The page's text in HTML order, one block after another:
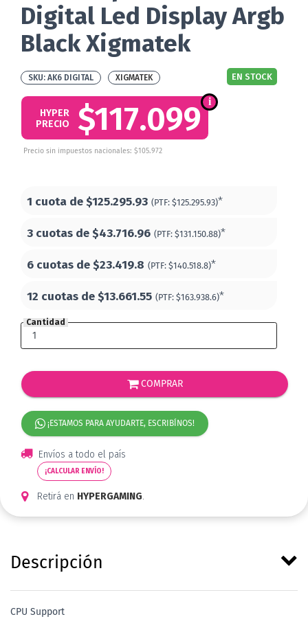
Digital Led Display Argb
Black Xigmatek
AK6 DIGITAL EN STOCK
XIGMATEK
$117.099
HYPER
PRECIO
Precio sin impuestos nacionales: $105.972
1 cuota de$125.295.93 (PTF: $125.295.93)*
3 cuotas de$43.716.96 (PTF: $131.150.88)*
6 cuotas de$23.419.8 (PTF: $140.518.8)*
12 cuotas de$13.661.55 (PTF: $163.938.6)*
Cantidad
COMPRAR
¡ESTAMOS PARA AYUDARTE, ESCRIBÍNOS!
Envíos a todo el país
¡CALCULAR ENVÍO!
Retirá en HYPERGAMING.
Descripción
CPU Support